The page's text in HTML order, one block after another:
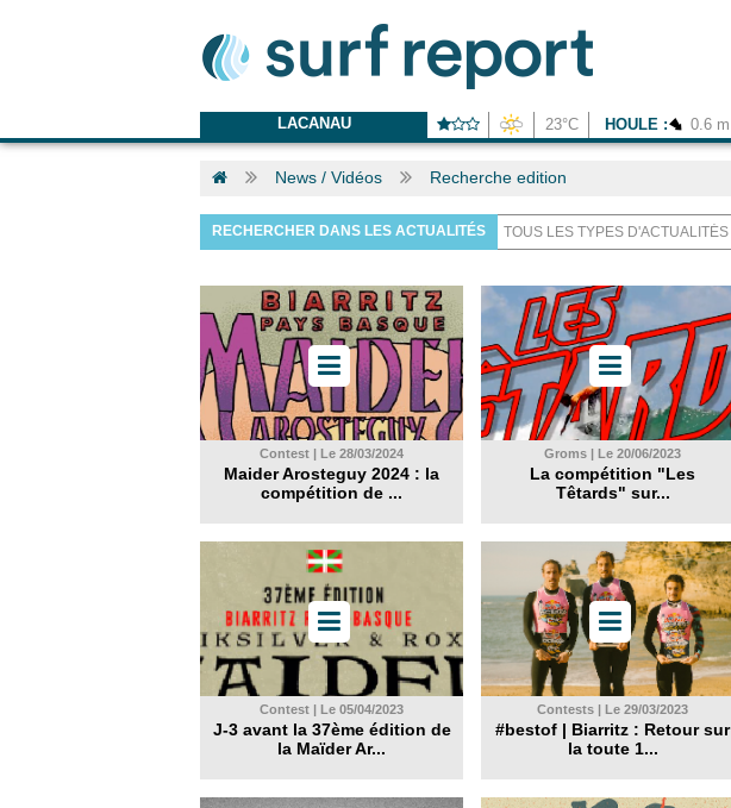
LACANAU 23°C HOULE : 0.6 m
News / Vidéos Recherche edition
RECHERCHER DANS LES ACTUALITÉS
Contest | Le 28/03/2024
Maider Arosteguy 2024 : la
compétition de ...
Groms | Le 20/06/2023
La compétition "Les
Têtards" sur...
Contest | Le 05/04/2023
J-3 avant la 37ème édition de
la Maïder Ar...
Contests | Le 29/03/2023
#bestof | Biarritz : Retour sur
la toute 1...